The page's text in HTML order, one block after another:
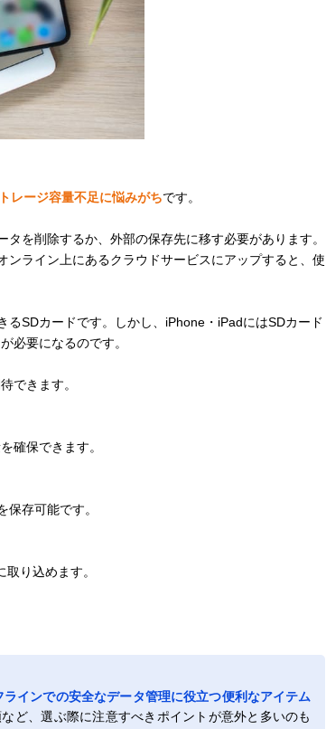
レージ容量不足に悩みがちです。
を削除するか、外部の保存先に移す必要があります。
ライン上にあるクラウドサービスにアップすると、使
SDカードです。しかし、iPhone・iPadにはSDカード
必要になるのです。
できます。
確保できます。
存可能です。
り込めます。
インでの安全なデータ管理に役立つ便利なアイテム
ど、選ぶ際に注意すべきポイントが意外と多いのも